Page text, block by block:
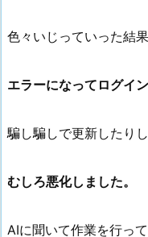
色々いじっていった結果
エラーになってログイ
騙し騙しで更新したり
むしろ悪化しました。
AIに聞いて作業を行っ